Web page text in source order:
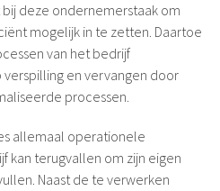
bij deze ondernemerstaak om
mogelijk in te zetten. Daartoe
van het bedrijf
en vervangen door
processen.
allemaal operationele
kan terugvallen om zijn eigen
Naast de te verwerken